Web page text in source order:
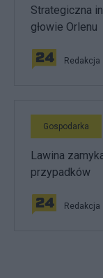
Strategiczna
głowie Orlenu
Redakcja
Gospodarka
Lawina
przypadków
Redakcja